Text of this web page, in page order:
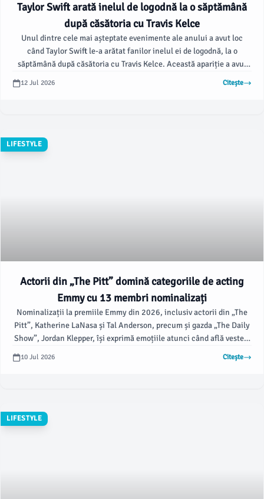
Taylor Swift arată inelul de logodnă la o săptămână
după căsătoria cu Travis Kelce
Unul dintre cele mai așteptate evenimente ale anului a avut loc
când Taylor Swift le-a arătat fanilor inelul ei de logodnă, la o
săptămână după căsătoria cu Travis Kelce. Această apariție a avut
12 Jul 2026 Citește
LIFESTYLE
Actorii din „The Pitt” domină categoriile de acting
Emmy cu 13 membri nominalizați
Nominalizații la premiile Emmy din 2026, inclusiv actorii din „The
Pitt”, Katherine LaNasa și Tal Anderson, precum și gazda „The Daily
Show”, Jordan Klepper, își exprimă emoțiile atunci când află vestea.
10 Jul 2026 Citește
LIFESTYLE